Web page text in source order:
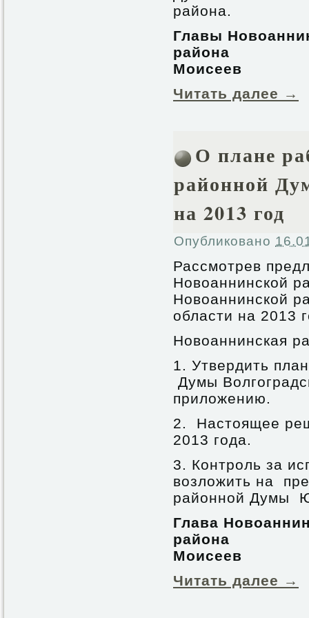
района.
Главы
Моисеев
Читать далее →
О плане
районной
на 2013 год
Опубликовано
Рассмотрев
Новоаннинской
Новоаннинской
области на 2013
Новоаннинская
1. Утвердить
Думы
приложению.
2. Настоящее
2013 года.
3. Контроль за
возложить на
районной Думы
Глава
Моисеев
Читать далее →